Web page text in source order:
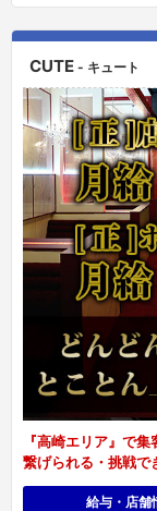
CUTE - キュート
『高崎エリア』で
繋げられる・挑戦で
給与・店舗